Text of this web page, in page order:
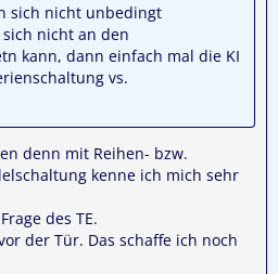
sich nicht unbedingt
nicht an den
kann, dann einfach mal die KI
vs.
denn mit Reihen- bzw.
kenne ich mich sehr
des TE.
der Tür. Das schaffe ich noch